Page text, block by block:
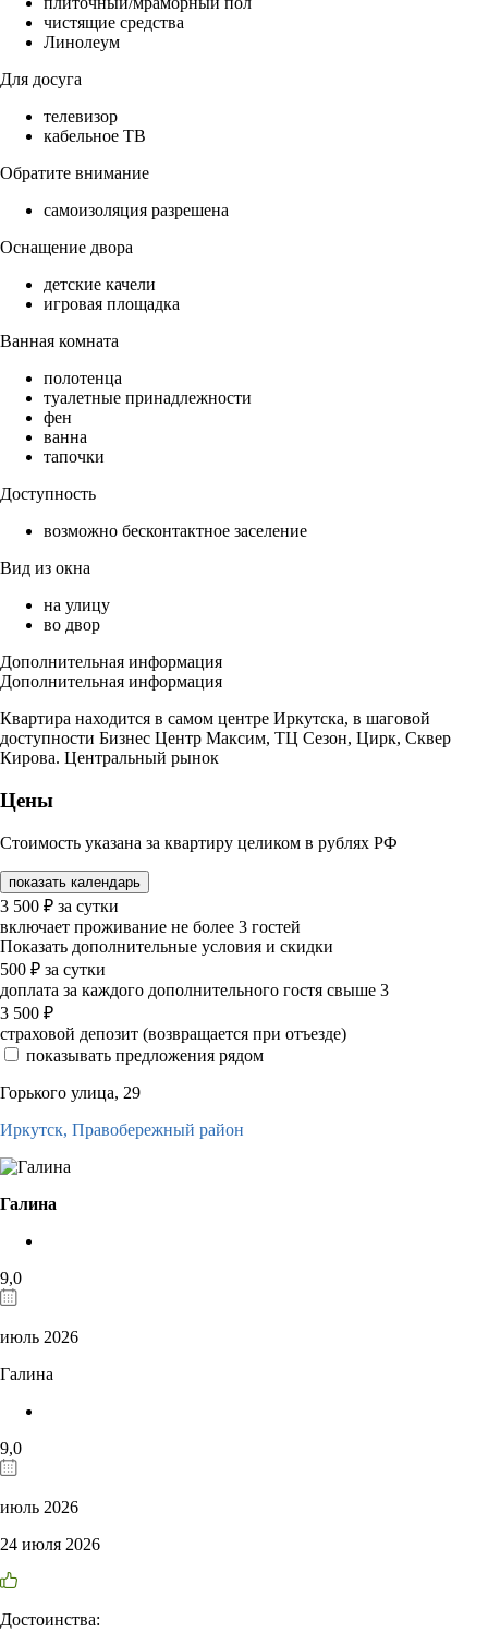
чистящие средства
Линолеум
Для досуга
телевизор
кабельное ТВ
Обратите внимание
самоизоляция разрешена
Оснащение двора
детские качели
игровая площадка
Ванная комната
полотенца
туалетные принадлежности
фен
ванна
тапочки
Доступность
возможно бесконтактное заселение
Вид из окна
на улицу
во двор
Дополнительная информация
Дополнительная информация
Квартира находится в самом центре Иркутска, в шаговой
доступности Бизнес Центр Максим, ТЦ Сезон, Цирк, Сквер
Кирова. Центральный рынок
Цены
Стоимость указана за квартиру целиком в рублях РФ
показать календарь
3 500 ₽ за сутки
включает проживание не более 3 гостей
Показать дополнительные условия и скидки
500 ₽ за сутки
доплата за каждого дополнительного гостя свыше 3
3 500 ₽
страховой депозит (возвращается при отъезде)
показывать предложения рядом
Горького улица, 29
Иркутск, Правобережный район
Галина
9,0
июль 2026
Галина
9,0
июль 2026
24 июля 2026
Достоинства: